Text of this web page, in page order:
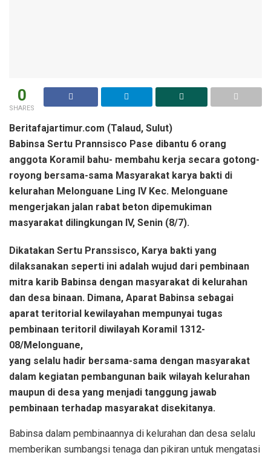
0
SHARES
Beritafajartimur.com (Talaud, Sulut)
Babinsa Sertu Prannsisco Pase dibantu 6 orang
anggota Koramil bahu- membahu kerja secara gotong-
royong bersama-sama Masyarakat karya bakti di
kelurahan Melonguane Ling IV Kec. Melonguane
mengerjakan jalan rabat beton dipemukiman
masyarakat dilingkungan IV, Senin (8/7).
Dikatakan Sertu Pranssisco, Karya bakti yang
dilaksanakan seperti ini adalah wujud dari pembinaan
mitra karib Babinsa dengan masyarakat di kelurahan
dan desa binaan. Dimana, Aparat Babinsa sebagai
aparat teritorial kewilayahan mempunyai tugas
pembinaan teritoril diwilayah Koramil 1312-
08/Melonguane,
yang selalu hadir bersama-sama dengan masyarakat
dalam kegiatan pembangunan baik wilayah kelurahan
maupun di desa yang menjadi tanggung jawab
pembinaan terhadap masyarakat disekitanya.
Babinsa dalam pembinaannya di kelurahan dan desa selalu
memberikan sumbangsi tenaga dan pikiran untuk mengatasi